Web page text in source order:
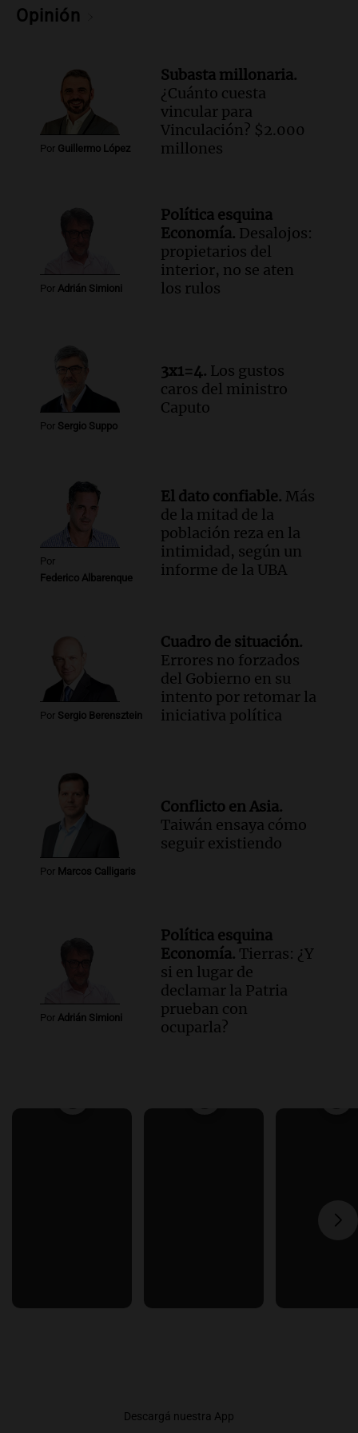
la cooperativa Talamochita en Villa
María
Opinión
Por Guillermo López
Subasta millonaria.
¿Cuánto cuesta
vincular para
Vinculación? $2.000
millones
Por Adrián Simioni
Política esquina
Economía. Desalojos:
propietarios del
interior, no se aten
los rulos
Por Sergio Suppo
3x1=4. Los gustos
caros del ministro
Caputo
Por
Federico Albarenque
El dato confiable. Más
de la mitad de la
población reza en la
intimidad, según un
informe de la UBA
Por Sergio Berensztein
Cuadro de situación.
Errores no forzados
del Gobierno en su
intento por retomar la
iniciativa política
Por Marcos Calligaris
Conflicto en Asia.
Taiwán ensaya cómo
seguir existiendo
Por Adrián Simioni
Política esquina
Economía. Tierras: ¿Y
si en lugar de
declamar la Patria
prueban con
ocuparla?
Descargá nuestra App